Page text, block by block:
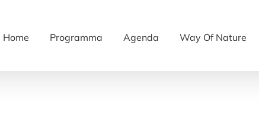
Home Programma Agenda Way Of Nature